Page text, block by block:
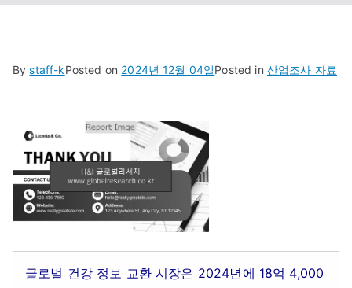
Bystaff-kPosted on 2024년 12월 04일Posted in 산업조사 자료
글로벌 건강 정보 교환 시장은 2024년에 18억 4,000